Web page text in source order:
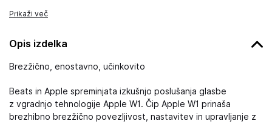
Prikaži več
Opis izdelka
Brezžično, enostavno, učinkovito
Beats in Apple spreminjata izkušnjo poslušanja glasbe
z vgradnjo tehnologije Apple W1. Čip Apple W1 prinaša
brezhibno brezžično povezljivost, nastavitev in upravljanje z